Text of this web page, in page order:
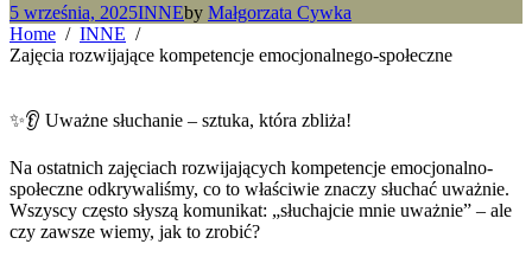
5 września, 2025INNEby Małgorzata Cywka
Home
INNE
Zajęcia rozwijające kompetencje emocjonalnego-społeczne
✨👂 Uważne słuchanie – sztuka, która zbliża!
Na ostatnich zajęciach rozwijających kompetencje emocjonalno-
społeczne odkrywaliśmy, co to właściwie znaczy słuchać uważnie.
Wszyscy często słyszą komunikat: „słuchajcie mnie uważnie” – ale
czy zawsze wiemy, jak to zrobić?